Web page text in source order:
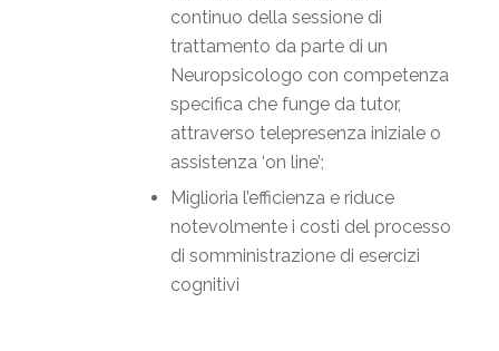
continuo della sessione di
trattamento da parte di un
Neuropsicologo con competenza
specifica che funge da tutor,
attraverso telepresenza iniziale o
assistenza ‘on line’;
Miglioria l’efficienza e riduce
notevolmente i costi del processo
di somministrazione di esercizi
cognitivi